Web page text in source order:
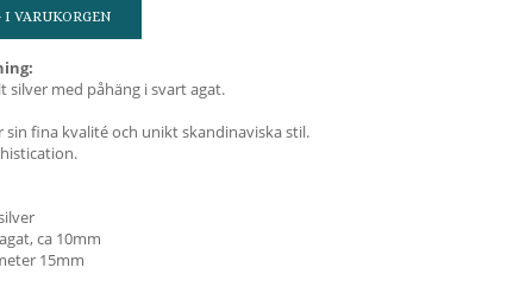
I VARUKORGEN
silver med påhäng i svart agat.
sin fina kvalité och unikt skandinaviska stil.
ca 10mm
15mm